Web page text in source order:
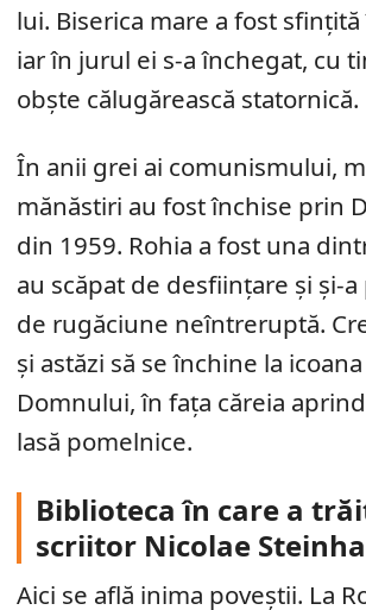
lui. Biserica mare a fost
iar în jurul ei s-a închegat, cu
obște călugărească statornică.
În anii grei ai comunismului,
mănăstiri au fost închise prin
din 1959. Rohia a fost una
au scăpat de desființare și și-a
de rugăciune neîntreruptă.
și astăzi să se închine la
Domnului, în fața căreia
lasă pomelnice.
Biblioteca în care a
scriitor Nicolae
Aici se află inima poveștii. La